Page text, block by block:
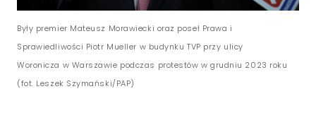
Były premier Mateusz Morawiecki oraz poseł Prawa i
Sprawiedliwości Piotr Mueller w budynku TVP przy ulicy
Woronicza w Warszawie podczas protestów w grudniu 2023 roku
(fot. Leszek Szymański/PAP)